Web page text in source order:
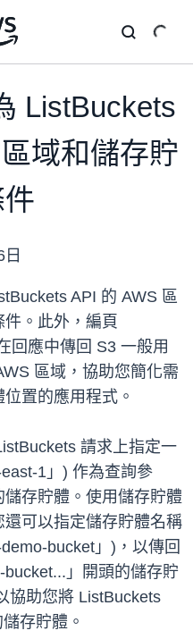
ListBuckets
域和儲存貯
API 的 AWS 區
。此外，編頁
回應中傳回 S3 一般用
區域，協助您簡化需
置的應用程式。
請求上指定一
1」) 作為查詢參
存貯體。使用儲存貯體
可以指定儲存貯體名稱
bucket」)，以傳回
」開頭的儲存貯
協助您將 ListBuckets
存貯體。